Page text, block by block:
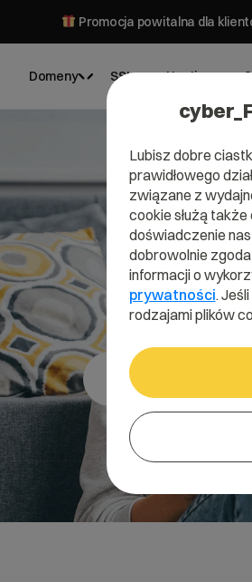
Promocja powitalna dla
Domeny SSL Hosting
Lubisz dobre
prawidłowego
związane z
cookie służą
doświadczenie
dobrowolnie
informacji o
prywatności.
rodzajami plików